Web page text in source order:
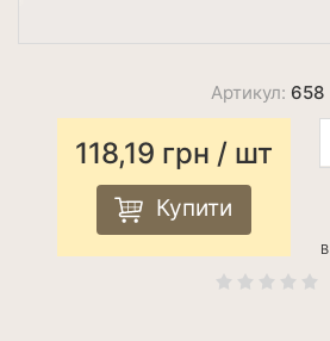
Артикул: 658
118,19 грн / шт
Купити